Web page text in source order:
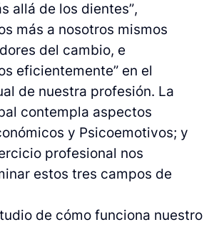
allá de los dientes”,
más a nosotros mismos
del cambio, e
eficientemente” en el
de nuestra profesión. La
contempla aspectos
y Psicoemotivos; y
profesional nos
estos tres campos de
de cómo funciona nuestro